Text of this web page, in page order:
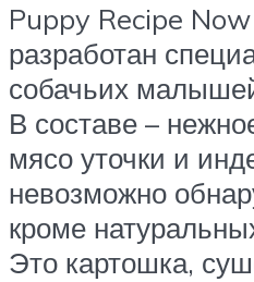
Puppy Recipe
разработан
собачьих
В составе –
мясо уточки и
невозможно
кроме
Это картошка,